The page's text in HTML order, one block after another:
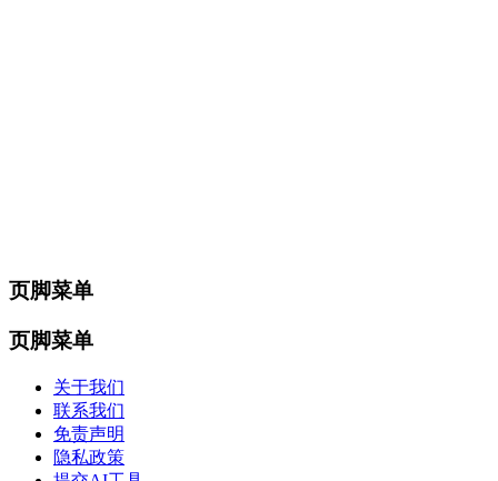
页脚菜单
页脚菜单
关于我们
联系我们
免责声明
隐私政策